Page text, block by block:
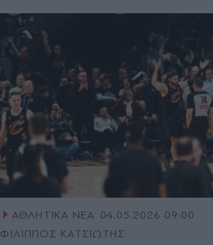
ΑΘΛΗΤΙΚΑ ΝΕΑ 04.05.2026 09:00
ΦΙΛΙΠΠΟΣ ΚΑΤΣΙΩΤΗΣ